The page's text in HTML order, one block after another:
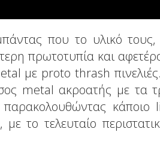
που το υλικό
πρωτοτυπία και
με proto thrash
metal ακροατής με τα
κάποιο
το τελευταίο